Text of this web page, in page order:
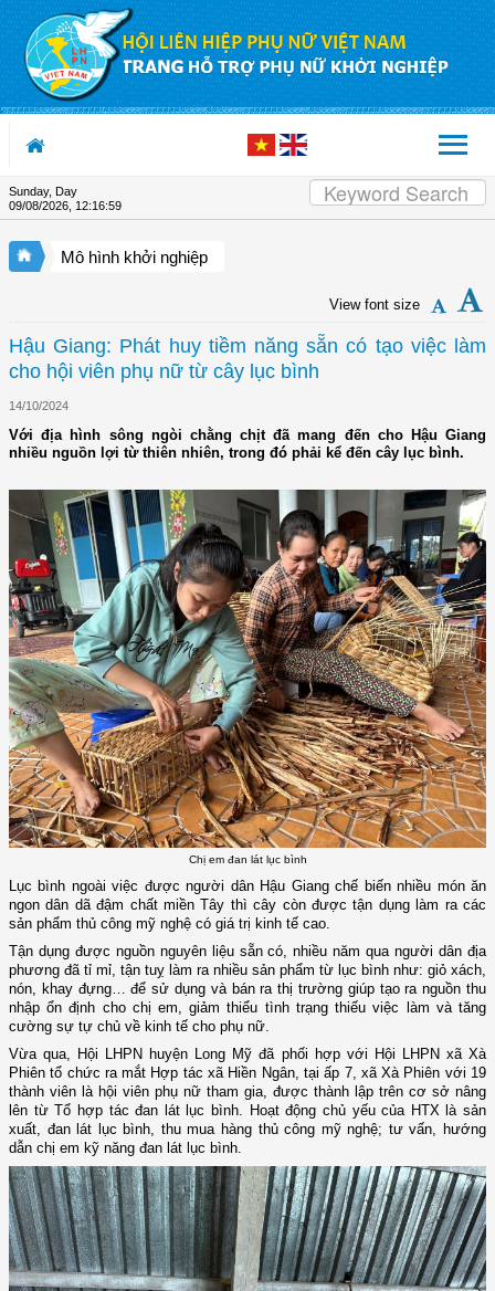
Skip to Content
Sunday, Day
09/08/2026 12:17:00
Mô hình khởi nghiệp
View font size
Hậu Giang: Phát huy tiềm năng sẵn có tạo việc làm
cho hội viên phụ nữ từ cây lục bình
14/10/2024
Với địa hình sông ngòi chằng chịt đã mang đến cho Hậu Giang
nhiều nguồn lợi từ thiên nhiên, trong đó phải kể đến cây lục bình.
Chị em đan lát lục bình
Lục bình ngoài việc được người dân Hậu Giang chế biến nhiều món ăn
ngon dân dã đậm chất miền Tây thì cây còn được tận dụng làm ra các
sản phẩm thủ công mỹ nghệ có giá trị kinh tế cao.
Tận dụng được nguồn nguyên liệu sẵn có, nhiều năm qua người dân địa
phương đã tỉ mỉ, tận tuỵ làm ra nhiều sản phẩm từ lục bình như: giỏ xách,
nón, khay đựng… để sử dụng và bán ra thị trường giúp tạo ra nguồn thu
nhập ổn định cho chị em, giảm thiểu tình trạng thiếu việc làm và tăng
cường sự tự chủ về kinh tế cho phụ nữ.
Vừa qua, Hội LHPN huyện Long Mỹ đã phối hợp với Hội LHPN xã Xà
Phiên tổ chức ra mắt Hợp tác xã Hiền Ngân, tại ấp 7, xã Xà Phiên với 19
thành viên là hội viên phụ nữ tham gia, được thành lập trên cơ sở nâng
lên từ Tổ hợp tác đan lát lục bình. Hoạt động chủ yếu của HTX là sản
xuất, đan lát lục bình, thu mua hàng thủ công mỹ nghệ; tư vấn, hướng
dẫn chị em kỹ năng đan lát lục bình.